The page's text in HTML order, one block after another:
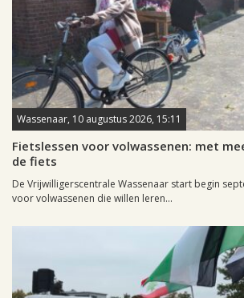
Wassenaar, 10 augustus 2026, 15:11
Fietslessen voor volwassenen: met
de fiets
De Vrijwilligerscentrale Wassenaar start begin
voor volwassenen die willen leren...